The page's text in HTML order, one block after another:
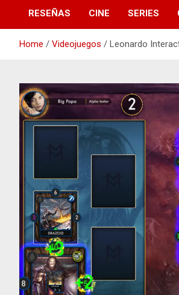
RESEÑAS CINE SERIES
Home Videojuegos Leonardo